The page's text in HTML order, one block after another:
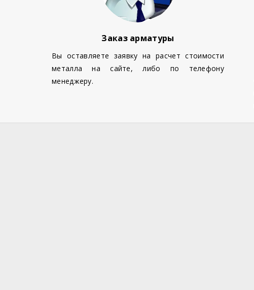
Заказ арматуры
Вы оставляете заявку на расчет стоимости
металла на сайте, либо по телефону
менеджеру.